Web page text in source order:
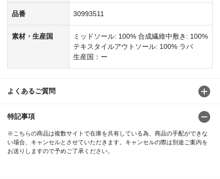
品番 30993511
素材・生産国
ミッドソール: 100% 合成繊維中敷き: 100%
テキスタイルアウトソール: 100% ラバ
生産国：ー
よくあるご質問
特記事項
※こちらの商品は複数サイトで在庫を共有している為、商品の手配ができな
い場合、キャンセルとさせていただきます。キャンセルの際は別途ご案内を
お送りしますので予めご了承ください。